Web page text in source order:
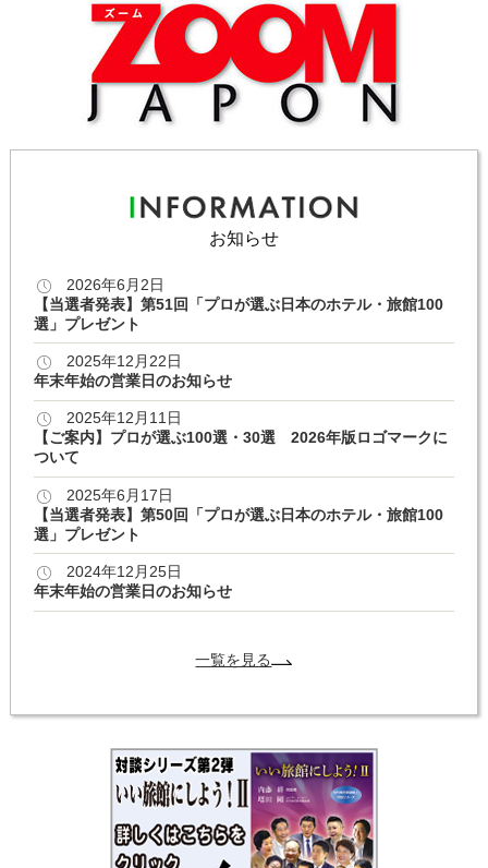
お知らせ
2026年6月2日
【当選者発表】第51回「プロが選ぶ日本のホテル・旅館100
選」プレゼント
2025年12月22日
年末年始の営業日のお知らせ
2025年12月11日
【ご案内】プロが選ぶ100選・30選 2026年版ロゴマークに
ついて
2025年6月17日
【当選者発表】第50回「プロが選ぶ日本のホテル・旅館100
選」プレゼント
2024年12月25日
年末年始の営業日のお知らせ
一覧を見る